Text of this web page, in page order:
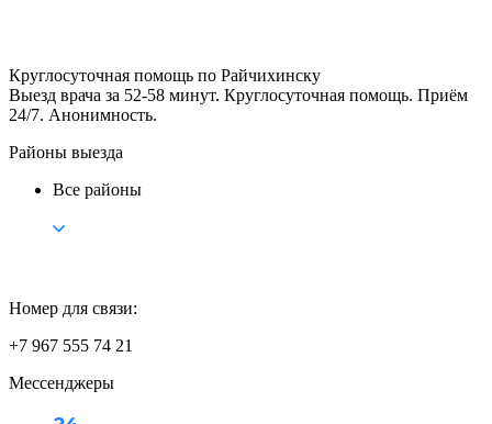
Круглосуточная помощь по Райчихинску
Выезд врача за 52-58 минут. Круглосуточная помощь. Приём
24/7. Анонимность.
Районы выезда
Все районы
Номер для связи:
+7 967 555 74 21
Мессенджеры